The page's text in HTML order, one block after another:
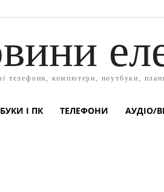
телефони, компютери, ноутбуки,
І ПК ТЕЛЕФОНИ АУДІО/